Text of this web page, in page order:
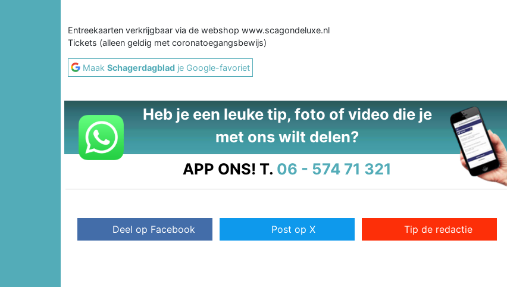
Entreekaarten verkrijgbaar via de webshop www.scagondeluxe.nl
Tickets (alleen geldig met coronatoegangsbewijs)
Maak Schagerdagblad je Google-favoriet
Heb je een leuke tip, foto of video die je
met ons wilt delen?
APP ONS! T. 06 - 574 71 321
Deel op Facebook Post op X Tip de redactie